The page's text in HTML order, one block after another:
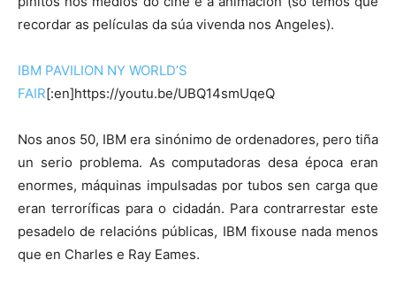
recordar as películas da súa vivenda nos Angeles).
IBM PAVILION NY WORLD’S
FAIR[:en]https://youtu.be/UBQ14smUqeQ
Nos anos 50, IBM era sinónimo de ordenadores, pero tiña
un serio problema. As computadoras desa época eran
enormes, máquinas impulsadas por tubos sen carga que
eran terroríficas para o cidadán. Para contrarrestar este
pesadelo de relacións públicas, IBM fixouse nada menos
que en Charles e Ray Eames.